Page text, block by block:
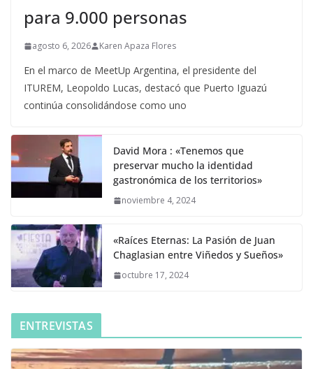
para 9.000 personas
agosto 6, 2026 Karen Apaza Flores
En el marco de MeetUp Argentina, el presidente del
ITUREM, Leopoldo Lucas, destacó que Puerto Iguazú
continúa consolidándose como uno
David Mora : «Tenemos que
preservar mucho la identidad
gastronómica de los territorios»
noviembre 4, 2024
«Raíces Eternas: La Pasión de Juan
Chaglasian entre Viñedos y Sueños»
octubre 17, 2024
ENTREVISTAS